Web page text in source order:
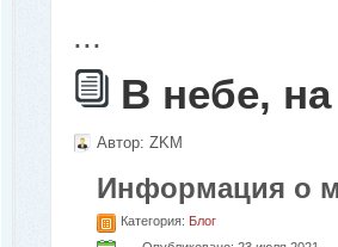
...
В небе,
Автор: ZKM
Информация о
Категория: Блог